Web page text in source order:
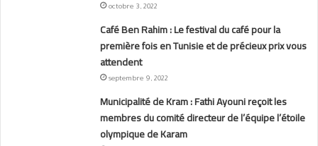
octobre 3, 2022
Café Ben Rahim : Le festival du café pour la
première fois en Tunisie et de précieux prix vous
attendent
septembre 9, 2022
Municipalité de Kram : Fathi Ayouni reçoit les
membres du comité directeur de l’équipe l’étoile
olympique de Karam